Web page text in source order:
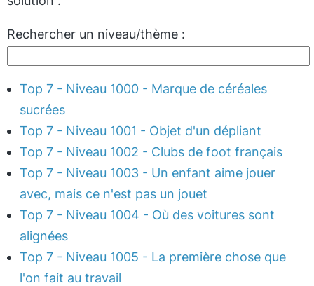
Rechercher un niveau/thème :
Top 7 - Niveau 1000 - Marque de céréales
sucrées
Top 7 - Niveau 1001 - Objet d'un dépliant
Top 7 - Niveau 1002 - Clubs de foot français
Top 7 - Niveau 1003 - Un enfant aime jouer
avec, mais ce n'est pas un jouet
Top 7 - Niveau 1004 - Où des voitures sont
alignées
Top 7 - Niveau 1005 - La première chose que
l'on fait au travail